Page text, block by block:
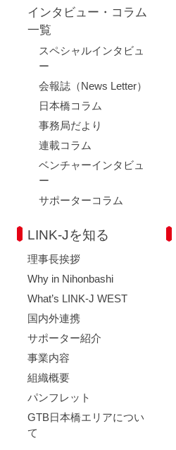
インタビュー・コラム
一覧
スペシャルインタビュ
ー
会報誌（News Letter）
日本橋コラム
事務局だより
連載コラム
ベンチャーインタビュ
ー
サポーターコラム
LINK-Jを知る
理事長挨拶
Why in Nihonbashi
What’s LINK-J WEST
国内外連携
サポーター紹介
事業内容
組織概要
パンフレット
GTB日本橋エリアについ
て